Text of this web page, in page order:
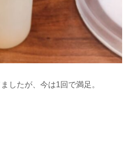
したが、今は1回で満足。